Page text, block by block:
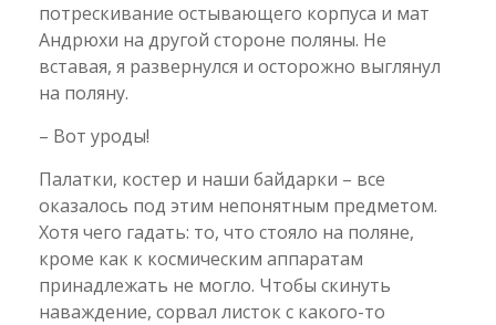
потрескивание остывающего корпуса и мат
Андрюхи на другой стороне поляны. Не
вставая, я развернулся и осторожно выглянул
на поляну.
– Вот уроды!
Палатки, костер и наши байдарки – все
оказалось под этим непонятным предметом.
Хотя чего гадать: то, что стояло на поляне,
кроме как к космическим аппаратам
принадлежать не могло. Чтобы скинуть
наваждение, сорвал листок с какого-то